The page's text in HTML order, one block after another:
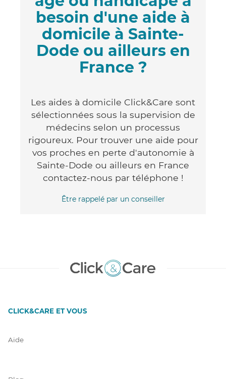
besoin d'une aide à
domicile à Sainte-
Dode ou ailleurs en
France ?
Les aides à domicile Click&Care sont
sélectionnées sous la supervision de
médecins selon un processus
rigoureux. Pour trouver une aide pour
vos proches en perte d'autonomie à
Sainte-Dode ou ailleurs en France
contactez-nous par téléphone !
Être rappelé par un conseiller
CLICK&CARE ET VOUS
Aide